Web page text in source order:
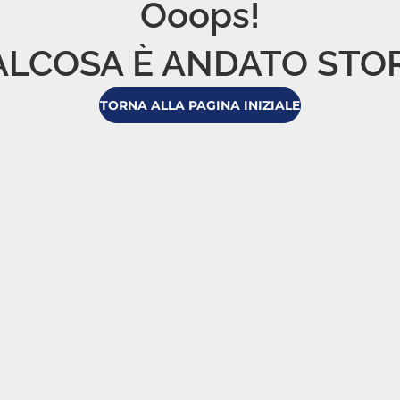
Ooops!
È ANDATO
TORNA ALLA PAGINA INIZIALE